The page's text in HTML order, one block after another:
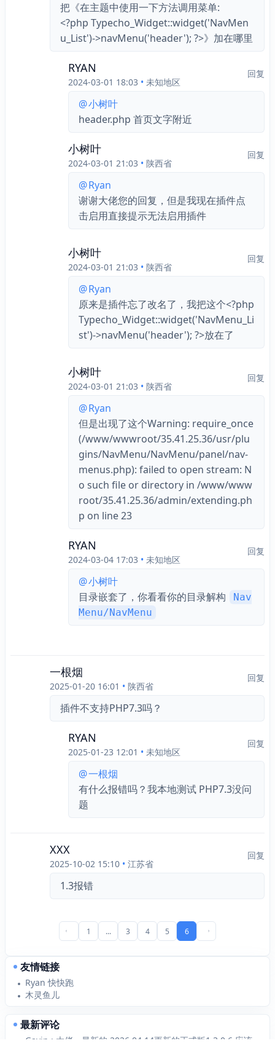
把《在主题中使用一下方法调用菜单:
<?php Typecho_Widget::widget('NavMen
u_List')->navMenu('header'); ?>》加在哪里
RYAN
2024-03-01 18:03 • 未知地区
回复
@小树叶
header.php 首页文字附近
小树叶
2024-03-01 21:03 • 陕西省
回复
@Ryan
谢谢大佬您的回复，但是我现在插件点
击启用直接提示无法启用插件
小树叶
2024-03-01 21:03 • 陕西省
回复
@Ryan
原来是插件忘了改名了，我把这个<?php
Typecho_Widget::widget('NavMenu_Li
st')->navMenu('header'); ?>放在了
小树叶
2024-03-01 21:03 • 陕西省
回复
@Ryan
但是出现了这个Warning: require_once
(/www/wwwroot/35.41.25.36/usr/plu
gins/NavMenu/NavMenu/panel/nav-
menus.php): failed to open stream: N
o such file or directory in /www/www
root/35.41.25.36/admin/extending.ph
p on line 23
RYAN
2024-03-04 17:03 • 未知地区
回复
@小树叶
目录嵌套了，你看看你的目录解构
Nav
Menu/NavMenu
一根烟
2025-01-20 16:01 • 陕西省
回复
插件不支持PHP7.3吗？
RYAN
2025-01-23 12:01 • 未知地区
回复
@一根烟
有什么报错吗？我本地测试 PHP7.3没问
题
XXX
2025-10-02 15:10 • 江苏省
回复
1.3报错
前一页 1 ... 3 4 5 6 后一页
友情链接
Ryan 快快跑
木灵鱼儿
最新评论